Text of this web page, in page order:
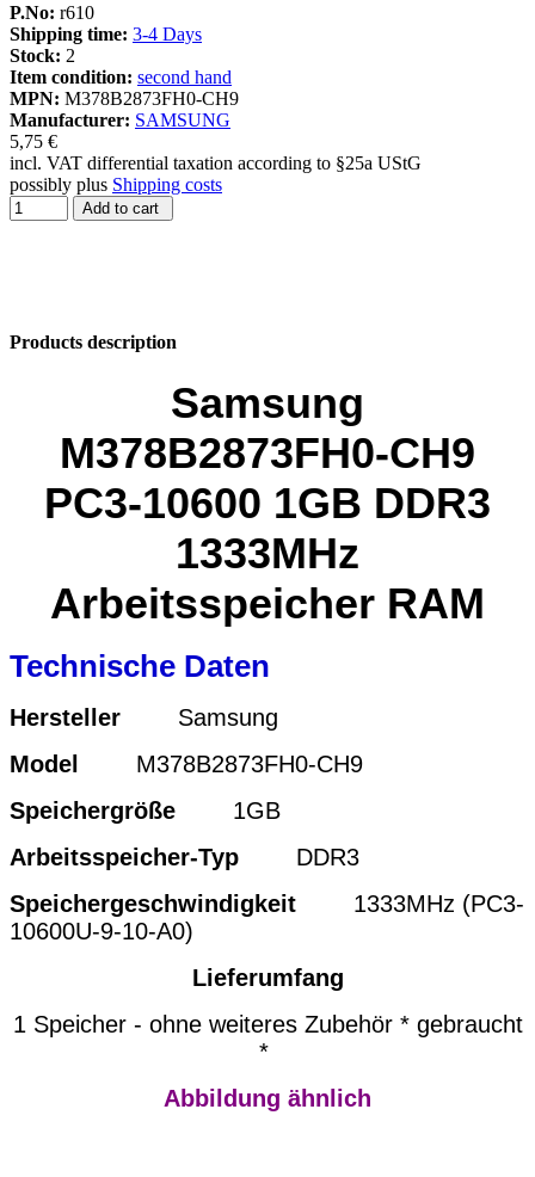
P.No: r610
Shipping time: 3-4 Days
Stock: 2
Item condition: second hand
MPN: M378B2873FH0-CH9
Manufacturer: SAMSUNG
5,75 €
incl. VAT differential taxation according to §25a UStG
possibly plus Shipping costs
Add to cart
Products description
Samsung
M378B2873FH0-CH9
PC3-10600 1GB DDR3
1333MHz
Arbeitsspeicher RAM
Technische Daten
Hersteller
Samsung
Model
M378B2873FH0-CH9
Speichergröße 1GB
Arbeitsspeicher-Typ
DDR3
Speichergeschwindigkeit
1333MHz (PC3-
10600U-9-10-A0)
Lieferumfang
1 Speicher - ohne weiteres Zubehör * gebraucht
*
Abbildung ähnlich